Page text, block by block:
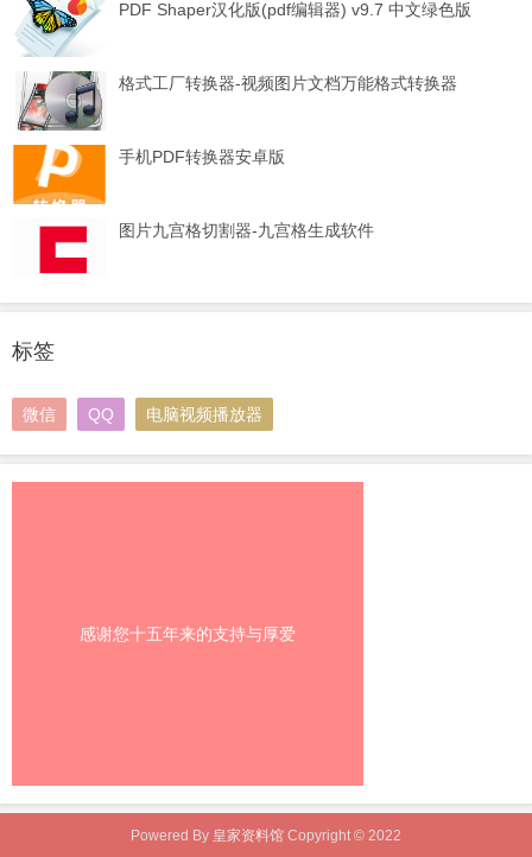
PDF Shaper汉化版(pdf编辑器) v9.7 中文绿色版
格式工厂转换器-视频图片文档万能格式转换器
手机PDF转换器安卓版
图片九宫格切割器-九宫格生成软件
标签
微信 QQ 电脑视频播放器
感谢您十五年来的支持与厚爱
Powered By 皇家资料馆 Copyright © 2022